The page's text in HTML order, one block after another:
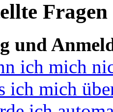
Fragen
und
ich mich
ich mich